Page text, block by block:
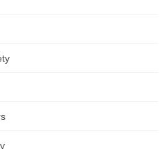
Athletes to Watch